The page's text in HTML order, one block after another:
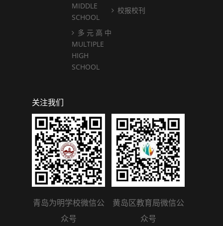
MIDDLE
SCHOOL
多 元 高 中
MULTIPLE
HIGH
SCHOOL
校报校刊
关注我们
青岛为明学校微信公
众号
黄岛区教育局微信公
众号